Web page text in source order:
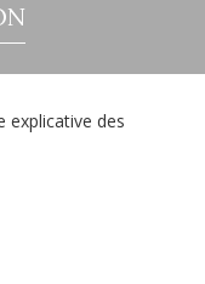
explicative des